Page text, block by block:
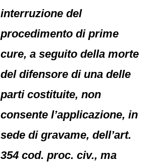
interruzione del
procedimento di prime
cure, a seguito della morte
del difensore di una delle
parti costituite, non
consente l’applicazione, in
sede di gravame, dell’art.
354 cod. proc. civ., ma